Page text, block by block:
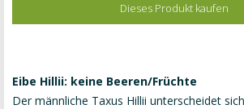
Dieses Produkt kaufen
Eibe Hillii: keine Beeren/Früchte
Der männliche Taxus Hillii unterscheidet